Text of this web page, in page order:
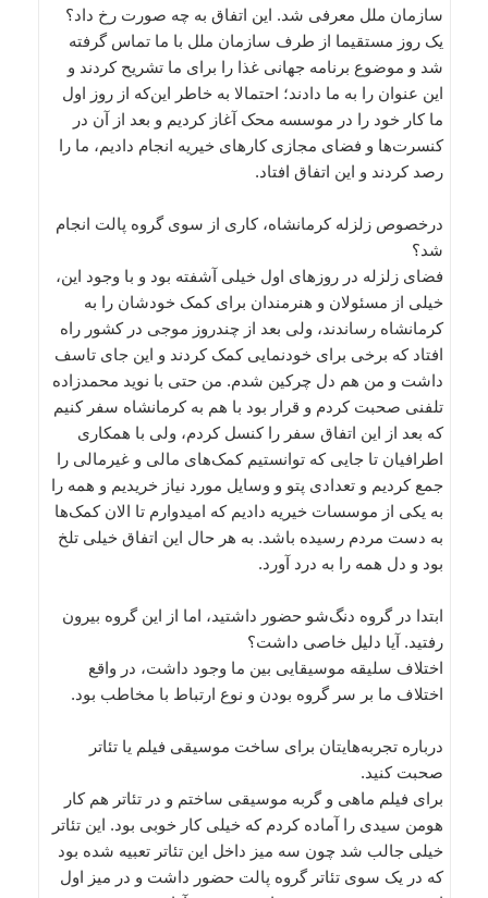
سازمان ملل معرفی شد. این اتفاق به چه صورت رخ داد؟
یک روز مستقیما از طرف سازمان ملل با ما تماس گرفته
شد و موضوع برنامه جهانی غذا را برای ما تشریح کردند و
این عنوان را به ما دادند؛ احتمالا به خاطر این‌که از روز اول
ما کار خود را در موسسه محک آغاز کردیم و بعد از آن در
کنسرت‌ها و فضای مجازی کارهای خیریه انجام دادیم، ما را
رصد کردند و این اتفاق افتاد.
درخصوص زلزله کرمانشاه، کاری از سوی گروه پالت انجام
شد؟
فضای زلزله در روزهای اول خیلی آشفته بود و با وجود این،
خیلی از مسئولان و هنرمندان برای کمک خودشان را به
کرمانشاه رساندند، ولی بعد از چندروز موجی در کشور راه
افتاد که برخی برای خودنمایی کمک کردند و این جای تاسف
داشت و من هم دل چرکین شدم. من حتی با نوید محمدزاده
تلفنی صحبت کردم و قرار بود با هم به کرمانشاه سفر کنیم
که بعد از این اتفاق سفر را کنسل کردم، ولی با همکاری
اطرافیان تا جایی که توانستیم کمک‌های مالی و غیرمالی را
جمع کردیم و تعدادی پتو و وسایل مورد نیاز خریدیم و همه را
به یکی از موسسات خیریه دادیم که امیدوارم تا الان کمک‌ها
به دست مردم رسیده باشد. به هر حال این اتفاق خیلی تلخ
بود و دل همه ‌را به درد آورد.
ابتدا در گروه دنگ‌شو حضور داشتید، اما از این گروه بیرون
رفتید. آیا دلیل خاصی داشت؟
اختلاف سلیقه‌‌ موسیقایی بین ما وجود داشت، در واقع
اختلاف ما بر سر گروه بودن و نوع ارتباط با مخاطب بود.
درباره تجربه‌هایتان برای ساخت موسیقی فیلم یا تئاتر
صحبت کنید.
برای فیلم ماهی و گربه موسیقی ساختم و در تئاتر هم کار
هومن سیدی را آماده کردم که خیلی کار خوبی بود. این تئاتر
خیلی جالب شد چون سه میز داخل این تئاتر تعبیه شده بود
که در یک سوی تئاتر گروه پالت حضور داشت و در میز اول